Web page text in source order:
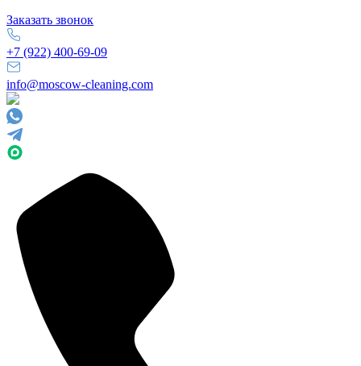
Заказать звонок
+7 (922) 400-69-09
info@moscow-cleaning.com